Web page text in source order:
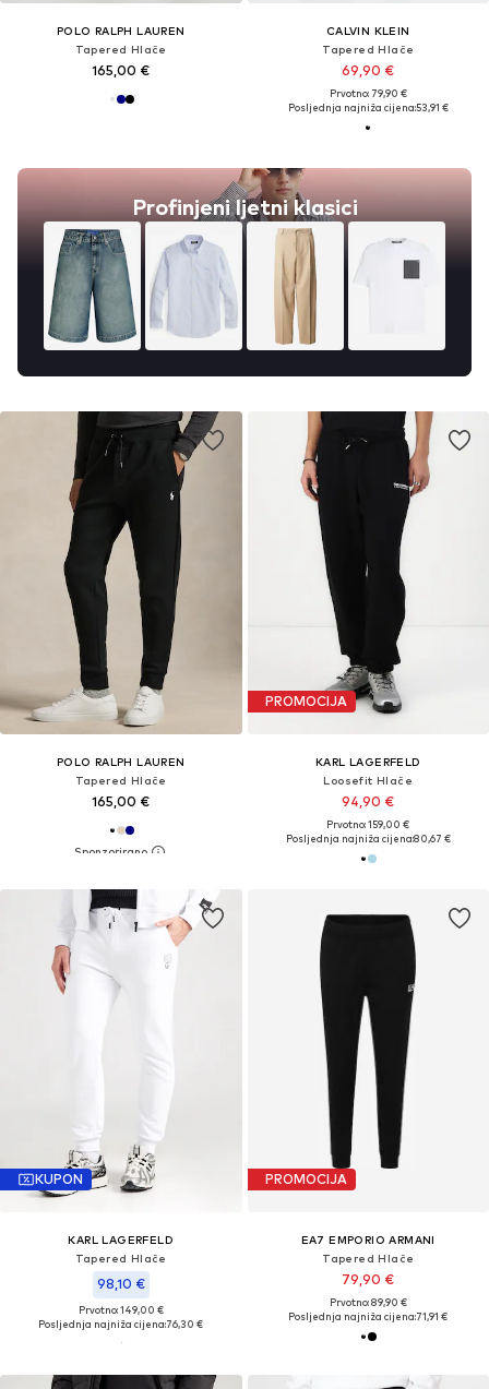
POLO RALPH LAUREN
Tapered Hlače
165,00 €
Profinjeni ljetni klasici
CALVIN KLEIN
Tapered Hlače
69,90 €
Prvotno: 79,90 €
Posljednja najniža cijena:53,91 €
POLO RALPH LAUREN
Tapered Hlače
165,00 €
PROMOCIJA
KARL LAGERFELD
Loosefit Hlače
94,90 €
Prvotno: 159,00 €
Posljednja najniža cijena:80,67 €
KUPON
KARL LAGERFELD
Tapered Hlače
98,10 €
Prvotno: 149,00 €
Posljednja najniža cijena:76,30 €
PROMOCIJA
EA7 EMPORIO ARMANI
Tapered Hlače
79,90 €
Prvotno: 89,90 €
Posljednja najniža cijena:71,91 €